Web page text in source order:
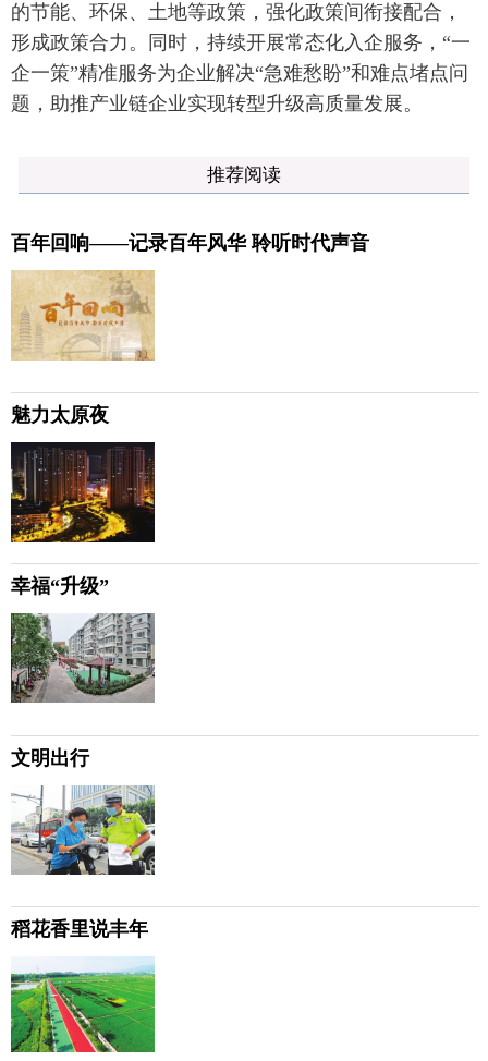
的节能、环保、土地等政策，强化政策间衔接配合，
形成政策合力。同时，持续开展常态化入企服务，“一
企一策”精准服务为企业解决“急难愁盼”和难点堵点问
题，助推产业链企业实现转型升级高质量发展。
推荐阅读
百年回响——记录百年风华 聆听时代声音
魅力太原夜
幸福“升级”
文明出行
稻花香里说丰年